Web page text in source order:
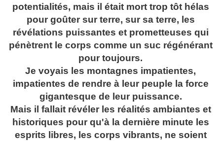
potentialités, mais il était mort trop tôt hélas
pour goûter sur terre, sur sa terre, les
révélations puissantes et prometteuses qui
pénètrent le corps comme un suc régénérant
pour toujours.
Je voyais les montagnes impatientes,
impatientes de rendre à leur peuple la force
gigantesque de leur puissance.
Mais il fallait révéler les réalités ambiantes et
historiques pour qu'à la dernière minute les
esprits libres, les corps vibrants, ne soient